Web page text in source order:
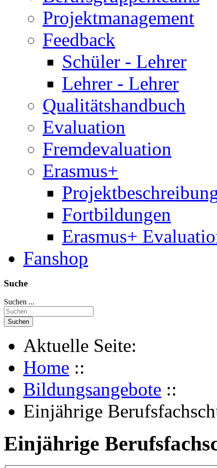
Projektmanagement
Feedback
Schüler - Lehrer
Lehrer - Lehrer
Qualitätshandbuch
Evaluation
Fremdevaluation
Erasmus+
Fortbildungen
Erasmus+
Fanshop
Suche
Suchen ...
Suchen
Aktuelle Seite:
Home ::
Bildungsangebote ::
Einjährige
Einjährige